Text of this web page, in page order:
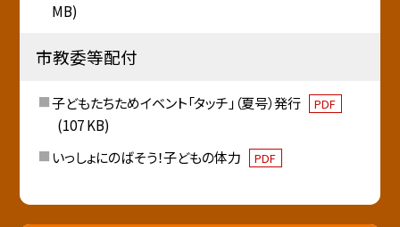
MB)
市教委等配付
子どもたちためイベント「タッチ」（夏号）発行 PDF
(107 KB)
いっしょにのばそう！子どもの体力
PDF